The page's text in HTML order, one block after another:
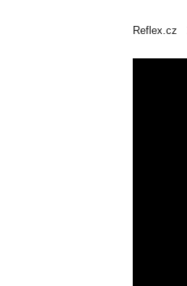
Reflex.cz